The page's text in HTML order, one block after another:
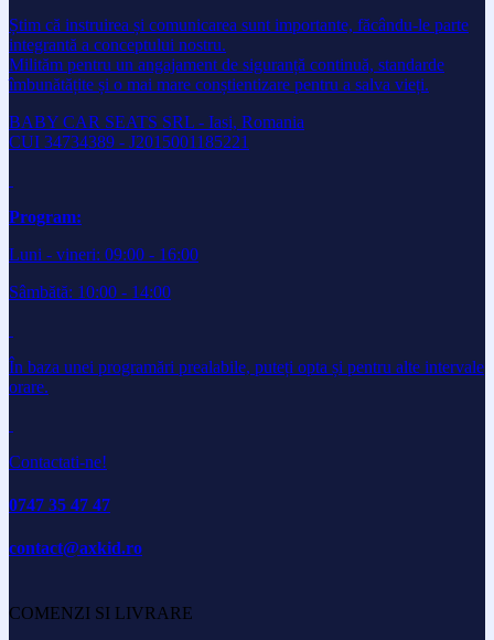
Știm că instruirea și comunicarea sunt importante, făcându-le parte
integrantă a conceptului nostru.
Milităm pentru un angajament de siguranță continuă, standarde
îmbunătățite și o mai mare conștientizare pentru a salva vieți.
BABY CAR SEATS SRL - Iasi, Romania
CUI 34734389 - J2015001185221
Program:
Luni - vineri: 09:00 - 16:00
Sâmbătă: 10:00 - 14:00
În baza unei programări prealabile, puteți opta și pentru alte intervale
orare.
Contactati-ne!
0747 35 47 47
contact@axkid.ro
COMENZI SI LIVRARE